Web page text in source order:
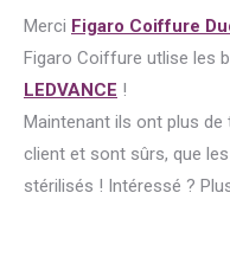
Merci Figaro Coiffure
Figaro Coiffure utlise les
LEDVANCE !
Maintenant ils ont plus
client et sont sûrs, que
stérilisés ! Intéressé ?